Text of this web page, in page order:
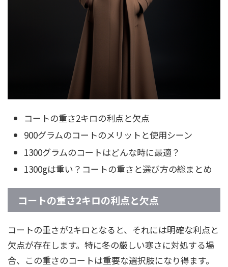
コートの重さ2キロの利点と欠点
900グラムのコートのメリットと使用シーン
1300グラムのコートはどんな時に最適？
1300gは重い？コートの重さと選び方の総まとめ
コートの重さ2キロの利点と欠点
コートの重さが2キロとなると、それには明確な利点と
欠点が存在します。特に冬の厳しい寒さに対処する場
合、この重さのコートは重要な選択肢になり得ます。